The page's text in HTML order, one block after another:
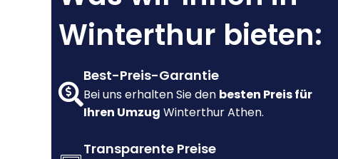
Winterthur bieten:
Best-Preis-Garantie
Bei uns erhalten Sie den besten Preis für
Ihren Umzug Winterthur Athen.
Transparente Preise